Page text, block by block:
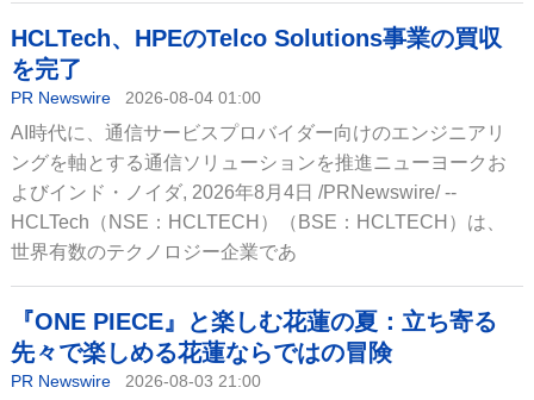
HCLTech、HPEのTelco Solutions事業の買収
を完了
PR Newswire 2026-08-04 01:00
AI時代に、通信サービスプロバイダー向けのエンジニアリ
ングを軸とする通信ソリューションを推進ニューヨークお
よびインド・ノイダ, 2026年8月4日 /PRNewswire/ --
HCLTech（NSE：HCLTECH）（BSE：HCLTECH）は、
世界有数のテクノロジー企業であ
『ONE PIECE』と楽しむ花蓮の夏：立ち寄る
先々で楽しめる花蓮ならではの冒険
PR Newswire 2026-08-03 21:00